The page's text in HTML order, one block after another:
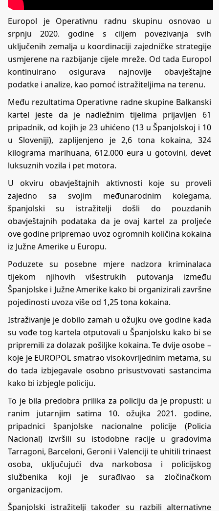
Europol je Operativnu radnu skupinu osnovao u
srpnju 2020. godine s ciljem povezivanja svih
uključenih zemalja u koordinaciji zajedničke strategije
usmjerene na razbijanje cijele mreže. Od tada Europol
kontinuirano osigurava najnovije obavještajne
podatke i analize, kao pomoć istražiteljima na terenu.
Među rezultatima Operativne radne skupine Balkanski
kartel jeste da je nadležnim tijelima prijavljen 61
pripadnik, od kojih je 23 uhićeno (13 u Španjolskoj i 10
u Sloveniji), zaplijenjeno je 2,6 tona kokaina, 324
kilograma marihuana, 612.000 eura u gotovini, devet
luksuznih vozila i pet motora.
U okviru obavještajnih aktivnosti koje su proveli
zajedno sa svojim međunarodnim kolegama,
španjolski su istražitelji došli do pouzdanih
obavještajnih podataka da je ovaj kartel za proljeće
ove godine pripremao uvoz ogromnih količina kokaina
iz Južne Amerike u Europu.
​​​​​​​Poduzete su posebne mjere nadzora kriminalaca
tijekom njihovih višestrukih putovanja između
Španjolske i Južne Amerike kako bi organizirali završne
pojedinosti uvoza više od 1,25 tona kokaina.
Istraživanje je dobilo zamah u ožujku ove godine kada
su vođe tog kartela otputovali u Španjolsku kako bi se
pripremili za dolazak pošiljke kokaina. Te dvije osobe –
koje je EUROPOL smatrao visokovrijednim metama, su
do tada izbjegavale osobno prisustvovati sastancima
kako bi izbjegle policiju.
To je bila predobra prilika za policiju da je propusti: u
ranim jutarnjim satima 10. ožujka 2021. godine,
pripadnici španjolske nacionalne policije (Policia
Nacional) izvršili su istodobne racije u gradovima
Tarragoni, Barceloni, Geroni i Valenciji te uhitili trinaest
osoba, uključujući dva narkobosa i policijskog
službenika koji je surađivao sa zločinačkom
organizacijom.
Španjolski istražitelji također su razbili alternativne